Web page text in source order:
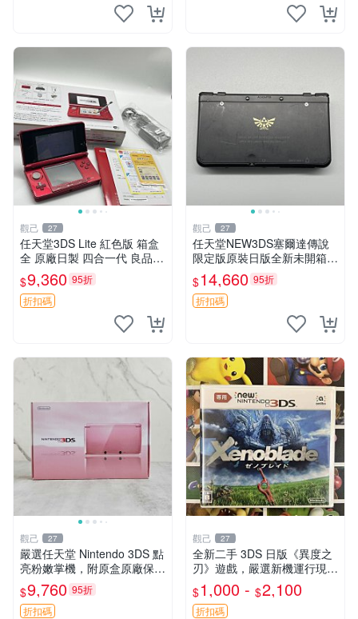
觀己 27
任天堂3DS Lite 紅色版 箱盒
全 原廠日製 四合一代 良品狀
態 功能完備 輕微刮痕 屏幕清
淨如初 配原裝手寫筆 充電器
齊 氣質未損 32GB可選
$9,360 95折
折扣碼
觀己 27
任天堂NEW3DS塞爾達傳說
限定版原裝日版全新未開箱
搖桿攝像頭3D功能完好 塞爾
達傳說 新3DS 日版 完整套件
95新 任天堂 NEW3DS 塞爾
$14,660 95折
折扣碼
觀己 27
嚴選任天堂 Nintendo 3DS 點
亮粉嫩掌機，附原盒原廠保單
推薦收藏 3DS 老小三 日系原
裝 測試動作品 DS遊戲卡帶
$9,760 95折
折扣碼
觀己 27
全新二手 3DS 日版《異度之
刃》遊戲，嚴選新機運行現貨
新世代3DS 游戲機 測試無誤
測試機
$1,000 - $2,100
折扣碼